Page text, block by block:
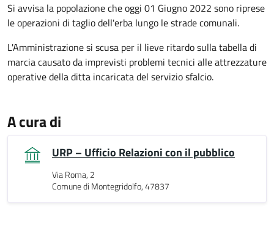
Si avvisa la popolazione che oggi 01 Giugno 2022 sono riprese
le operazioni di taglio dell'erba lungo le strade comunali.
L'Amministrazione si scusa per il lieve ritardo sulla tabella di
marcia causato da imprevisti problemi tecnici alle attrezzature
operative della ditta incaricata del servizio sfalcio.
A cura di
URP – Ufficio Relazioni con il pubblico
Via Roma, 2
Comune di Montegridolfo, 47837